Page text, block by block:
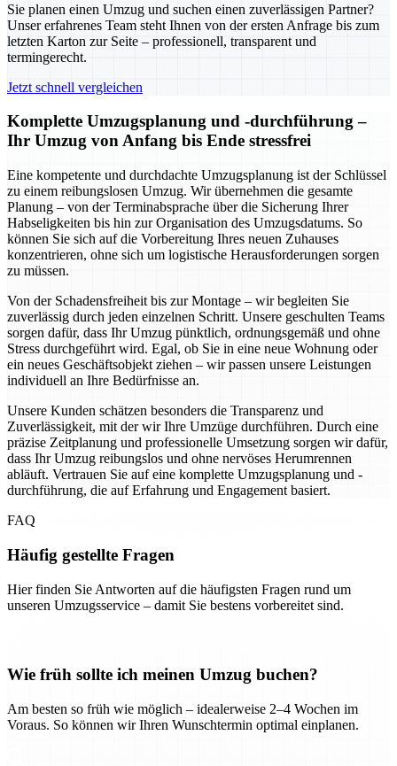
Sie planen einen Umzug und suchen einen zuverlässigen Partner?
Unser erfahrenes Team steht Ihnen von der ersten Anfrage bis zum
letzten Karton zur Seite – professionell, transparent und
termingerecht.
Jetzt schnell vergleichen
Komplette Umzugsplanung und -durchführung –
Ihr Umzug von Anfang bis Ende stressfrei
Eine kompetente und durchdachte Umzugsplanung ist der Schlüssel
zu einem reibungslosen Umzug. Wir übernehmen die gesamte
Planung – von der Terminabsprache über die Sicherung Ihrer
Habseligkeiten bis hin zur Organisation des Umzugsdatums. So
können Sie sich auf die Vorbereitung Ihres neuen Zuhauses
konzentrieren, ohne sich um logistische Herausforderungen sorgen
zu müssen.
Von der Schadensfreiheit bis zur Montage – wir begleiten Sie
zuverlässig durch jeden einzelnen Schritt. Unsere geschulten Teams
sorgen dafür, dass Ihr Umzug pünktlich, ordnungsgemäß und ohne
Stress durchgeführt wird. Egal, ob Sie in eine neue Wohnung oder
ein neues Geschäftsobjekt ziehen – wir passen unsere Leistungen
individuell an Ihre Bedürfnisse an.
Unsere Kunden schätzen besonders die Transparenz und
Zuverlässigkeit, mit der wir Ihre Umzüge durchführen. Durch eine
präzise Zeitplanung und professionelle Umsetzung sorgen wir dafür,
dass Ihr Umzug reibungslos und ohne nervöses Herumrennen
abläuft. Vertrauen Sie auf eine komplette Umzugsplanung und -
durchführung, die auf Erfahrung und Engagement basiert.
FAQ
Häufig gestellte Fragen
Hier finden Sie Antworten auf die häufigsten Fragen rund um
unseren Umzugsservice – damit Sie bestens vorbereitet sind.
Wie früh sollte ich meinen Umzug buchen?
Am besten so früh wie möglich – idealerweise 2–4 Wochen im
Voraus. So können wir Ihren Wunschtermin optimal einplanen.